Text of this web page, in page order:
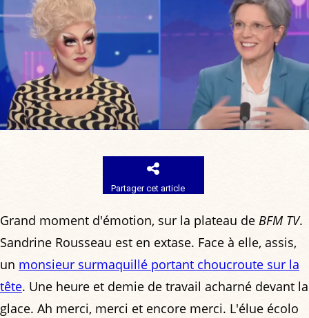
Partager cet article
Grand moment d'émotion, sur la plateau de BFM TV.
Sandrine Rousseau est en extase. Face à elle, assis,
un monsieur surmaquillé portant choucroute sur la
tête. Une heure et demie de travail acharné devant la
glace. Ah merci, merci et encore merci. L'élue écolo